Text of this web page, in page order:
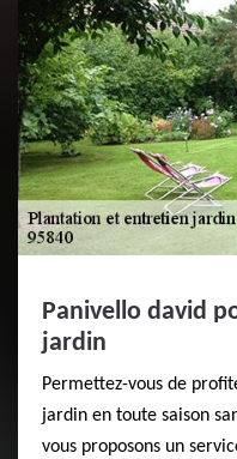
Panivello david
jardin
Permettez-vous de
jardin en toute saison
vous proposons un